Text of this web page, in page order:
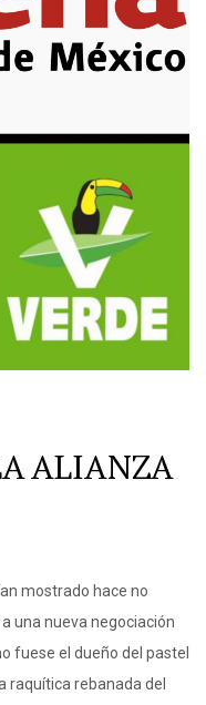
ALIANZA
mostrado hace no
una nueva negociación
fuese el dueño del pastel
raquítica rebanada del